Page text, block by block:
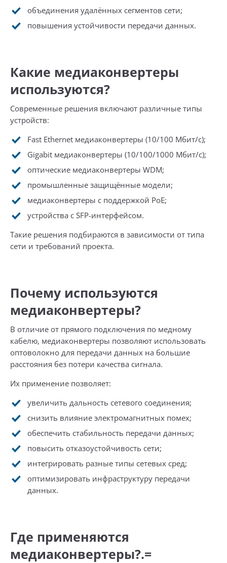
объединения удалённых сегментов сети;
повышения устойчивости передачи данных.
Какие медиаконвертеры
используются?
Современные решения включают различные типы
устройств:
Fast Ethernet медиаконвертеры (10/100 Мбит/с);
Gigabit медиаконвертеры (10/100/1000 Мбит/с);
оптические медиаконвертеры WDM;
промышленные защищённые модели;
медиаконвертеры с поддержкой PoE;
устройства с SFP-интерфейсом.
Такие решения подбираются в зависимости от типа
сети и требований проекта.
Почему используются
медиаконвертеры?
В отличие от прямого подключения по медному
кабелю, медиаконвертеры позволяют использовать
оптоволокно для передачи данных на большие
расстояния без потери качества сигнала.
Их применение позволяет:
увеличить дальность сетевого соединения;
снизить влияние электромагнитных помех;
обеспечить стабильность передачи данных;
повысить отказоустойчивость сети;
интегрировать разные типы сетевых сред;
оптимизировать инфраструктуру передачи
данных.
Где применяются
медиаконвертеры?.=